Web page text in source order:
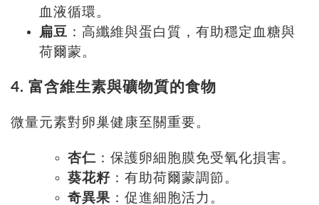
血液循環。
扁豆 ：高纖維與蛋白質，有助穩定血糖與
荷爾蒙。
4. 富含維生素與礦物質的食物
微量元素對卵巢健康至關重要。
杏仁 ：保護卵細胞膜免受氧化損害。
葵花籽 ：有助荷爾蒙調節。
奇異果 ：促進細胞活力。